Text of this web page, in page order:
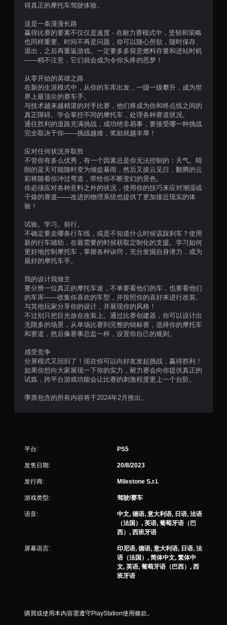
个
评
）
得真正的摩托车驾驶体验。
这是一条漫漫长路
赢得比赛的要素不仅仅是速度 - 在耐力赛模式中，坚韧和策略
也同样重要。时间不再是问题，你可以随心所欲，随时保存、
退出，之后再重返游戏。一定要多多留意燃料存量和进站时机
——稍不注意，它们就会成为令你头疼的恶梦！
从零开始的英雄之路
在新的生涯模式中，从你的车库出发，一级一级攀升，成为世
界上最顶尖的赛车手。
与技术越来越精湛的对手比赛，他们将成为你和终点线之间的
真正障碍。学会掌控不同的摩托车，处理各种赛道状况。
通往胜利的道路充满挑战，成功绝非易事，要接受哪一种挑战
完全取决于你——挑战越难，奖励就越丰厚！
应对任何状况并取胜
不管你有多么优秀，有一个因素总是你无法控制的：天气。晴
朗的蓝天可能随时变为倾盆暴雨，然后又拔云见日，翻腾的云
彩将随着你冲过弯道，带给你不断变幻的景色。
你必须应对各种意料之外的状况，使用你的技巧来应对潮湿或
干燥的赛道——改进的物理系统也提供了更加接近现实的体
验！
试验。学习。前行。
不确定要走哪条行车线，或是不知道什么时候该踩刹车？使用
新的行车辅助，在最需要的时候获取定制化的支援。学习如何
更好地控制摩托车，掌握各种诀窍，充分发掘自身潜力，成为
最好的摩托车手。
我的设计我做主
要分辨一位真正的摩托车迷，不单要看他们的车，也要看他们
的车库——收集你喜欢的车型，并按照你的喜好来进行改装。
与其他玩家分享你的设计，并展现你的风格！
不过别只把目光放在改装上。通过比赛创建器，你可以设计出
无限多的场景，从单场比赛到完整的锦标赛，选择你的摩托车
和赛道，然后像赛事总监一样，设置你自己的规则。
感受竞争
分屏模式又回归了！现在你可以向好友发起挑战，赢得胜利！
如果你想向大家展现一下你的实力，耐力赛会向你提供真正的
试炼，跨平台游戏功能会让比赛的刺激程度更上一个台阶。
季票包含的所有内容将于2024年2月推出。
平台: PS5
发售日期: 20/8/2023
发行商: Milestone S.r.l.
游戏类型: 驾驶/赛车
语音:
中文, 德语, 意大利语, 日语, 法语
（法国）, 英语, 葡萄牙语（巴
西）, 西班牙语
屏幕语言:
印尼语, 德语, 意大利语, 日语, 法
语（法国）, 简体中文, 繁体中
文, 英语, 葡萄牙语（巴西）, 西
班牙语
購買或使用本內容需遵守PlayStation使用條款。